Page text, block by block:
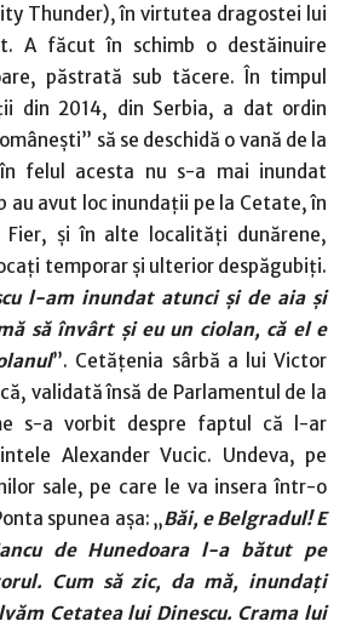
Thunder), în virtutea dragostei lui
A făcut în schimb o destăinuire
păstrată sub tăcere. În timpul
din 2014, din Serbia, a dat ordin
să se deschidă o vană de la
felul acesta nu s-a mai inundat
au avut loc inundaţii pe la Cetate, în
Fier, şi în alte localităţi dunărene,
temporar şi ulterior despăgubiţi.
l-am inundat atunci şi de aia şi
să învârt şi eu un ciolan, că el e
”. Cetăţenia sârbă a lui Victor
validată însă de Parlamentul de la
s-a vorbit despre faptul că l-ar
Alexander Vucic. Undeva, pe
sale, pe care le va insera într-o
spunea aşa: „Băi, e Belgradul! E
de Hunedoara l-a bătut pe
Cum să zic, da mă, inundaţi
Cetatea lui Dinescu. Crama lui